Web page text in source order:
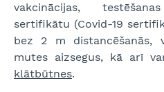
vakcinācijas,
sertifikātu (Covid-19
bez 2 m distancēšanās,
mutes aizsegus, kā arī
klātbūtnes.